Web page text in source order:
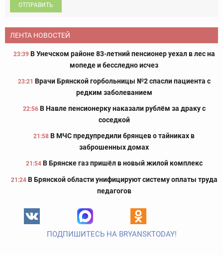
ОТПРАВИТЬ
ЛЕНТА НОВОСТЕЙ
23:39 В Унечском районе 83-летний пенсионер уехал в лес на
мопеде и бесследно исчез
23:21 Врачи Брянской горбольницы №2 спасли пациента с
редким заболеванием
22:56 В Навле пенсионерку наказали рублём за драку с
соседкой
21:58 В МЧС предупредили брянцев о тайниках в
заброшенных домах
21:54 В Брянске газ пришёл в новый жилой комплекс
21:24 В Брянской области унифицируют систему оплаты труда
педагогов
ПОДПИШИТЕСЬ НА BRYANSKTODAY!